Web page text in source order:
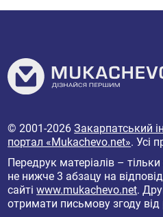
© 2001-2026Закарпатський
портал «Mukachevo.net». Усі
Передрук матеріалів –
не нижче 3 абзацу на
сайтіwww.mukachevo.net.
отримати письмову згоду від